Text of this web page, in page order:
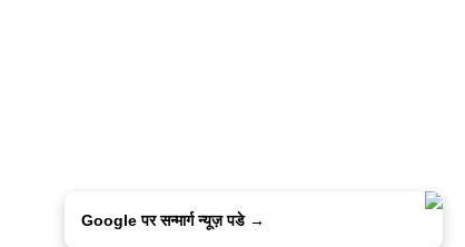
Google पर सन्मार्ग न्यूज़ पडे →